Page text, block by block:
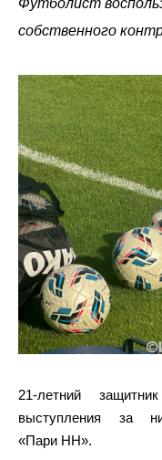
Футболист
собственного
21-летний
выступления за
«Пари НН».